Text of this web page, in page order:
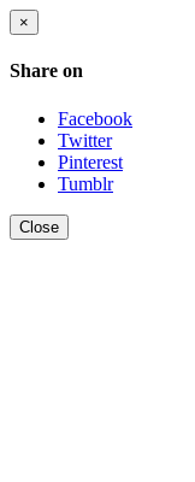
×
Share on
Facebook
Twitter
Pinterest
Tumblr
Close